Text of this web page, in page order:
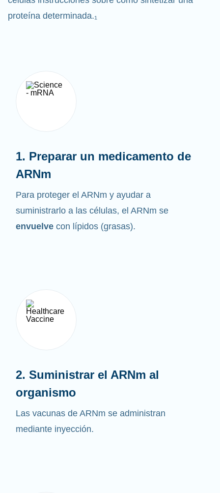
células instrucciones sobre cómo sintetizar una
proteína determinada.₁
1. Preparar un medicamento de
ARNm
Para proteger el ARNm y ayudar a
suministrarlo a las células, el ARNm se
envuelve con lípidos (grasas).
2. Suministrar el ARNm al
organismo
Las vacunas de ARNm se administran
mediante inyección.